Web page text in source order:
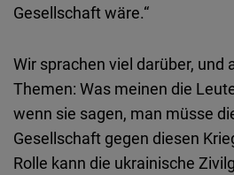
Gesellschaft wäre.“
Wir sprachen viel darüber, und
Themen: Was meinen die
wenn sie sagen, man müsse
Gesellschaft gegen diesen
Rolle kann die ukrainische